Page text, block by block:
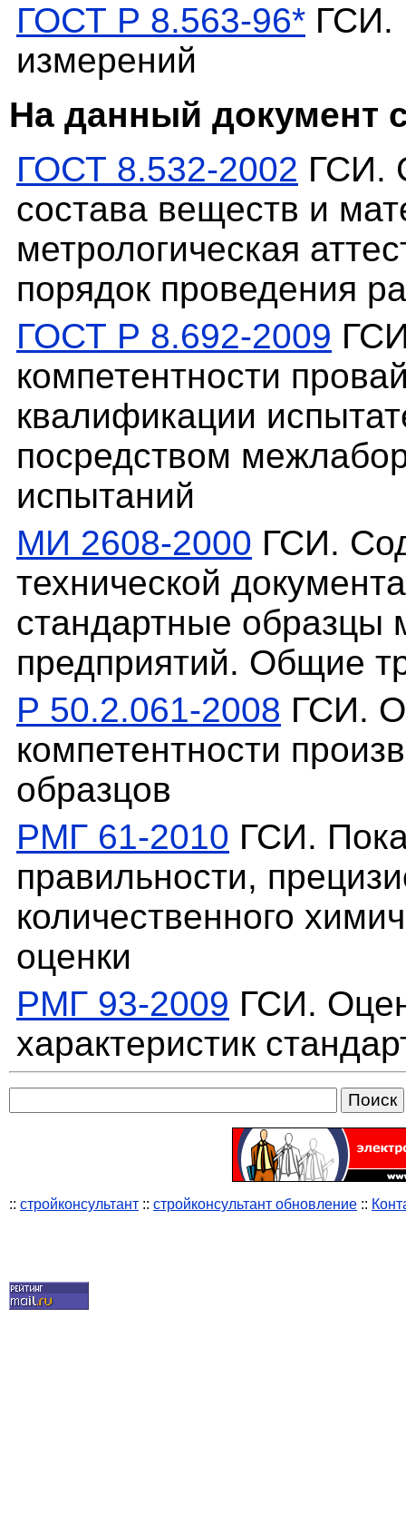
ГОСТ Р 8.563-96* ГСИ.
измерений
На данный документ
ГОСТ 8.532-2002 ГСИ.
состава веществ и
метрологическая
порядок проведения
ГОСТ Р 8.692-2009
компетентности
квалификации
посредством
испытаний
МИ 2608-2000 ГСИ.
технической
стандартные образцы
предприятий. Общие
Р 50.2.061-2008 ГСИ.
компетентности
образцов
РМГ 61-2010 ГСИ.
правильности,
количественного
оценки
РМГ 93-2009 ГСИ.
характеристик
:: стройконсультант :: стройконсультант обновление ::